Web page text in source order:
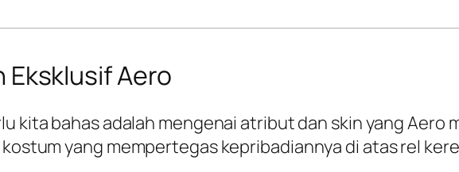
Eksklusif Aero
kita bahas adalah mengenai atribut dan skin yang Aero
yang mempertegas kepribadiannya di atas rel